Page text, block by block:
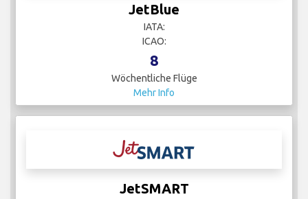
JetBlue
IATA:
ICAO:
8
Wöchentliche Flüge
Mehr Info
JetSMART